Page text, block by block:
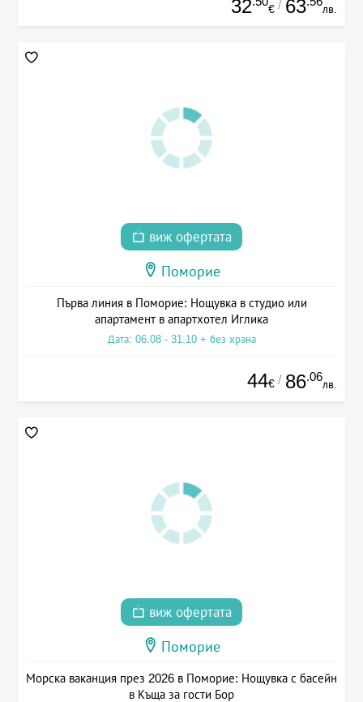
32 € / 63 лв.
виж офертата
Поморие
Първа линия в Поморие: Нощувка в студио или
апартамент в апартхотел Иглика
Дата: 06.08 - 31.10 + без храна
44€ / 86.06
лв.
виж офертата
Поморие
Морска ваканция през 2026 в Поморие: Нощувка с басейн
в Къща за гости Бор